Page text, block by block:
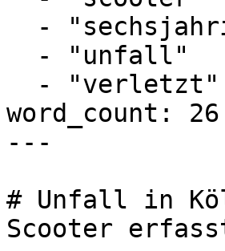
word_count: 26
---
# Unfall in
Scooter